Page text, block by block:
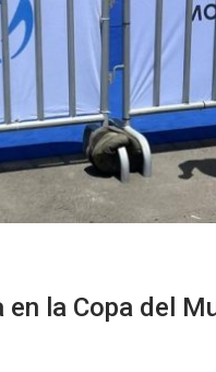
la Copa del